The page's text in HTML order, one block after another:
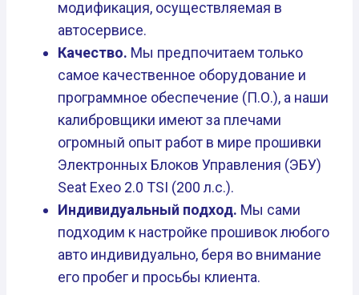
модификация, осуществляемая в
автосервисе.
Качество. Мы предпочитаем только
самое качественное оборудование и
программное обеспечение (П.О.), а наши
калибровщики имеют за плечами
огромный опыт работ в мире прошивки
Электронных Блоков Управления (ЭБУ)
Seat Exeo 2.0 TSI (200 л.с.).
Индивидуальный подход. Мы сами
подходим к настройке прошивок любого
авто индивидуально, беря во внимание
его пробег и просьбы клиента.